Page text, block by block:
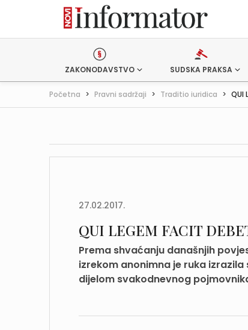
ZAKONODAVSTVO SUDSKA PRAKSA
Početna > Pravni sadržaji > Traditio iuridica > QUI
27.02.2017.
QUI LEGEM FACIT
Prema shvaćanju današnjih
izrekom anonimna je ruka
dijelom svakodnevnog